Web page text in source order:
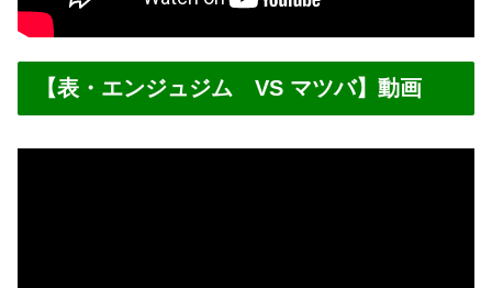
【表・エンジュジム VS マツバ】動画